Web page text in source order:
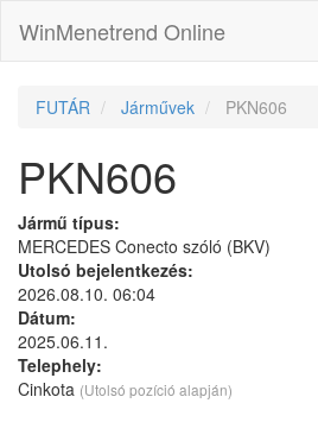
WinMenetrend Online
FUTÁR Járművek PKN606
PKN606
Jármű típus:
MERCEDES Conecto szóló (BKV)
Utolsó bejelentkezés:
2026.08.10. 06:04
Dátum:
2025.06.11.
Telephely:
Cinkota (Utolsó pozíció alapján)